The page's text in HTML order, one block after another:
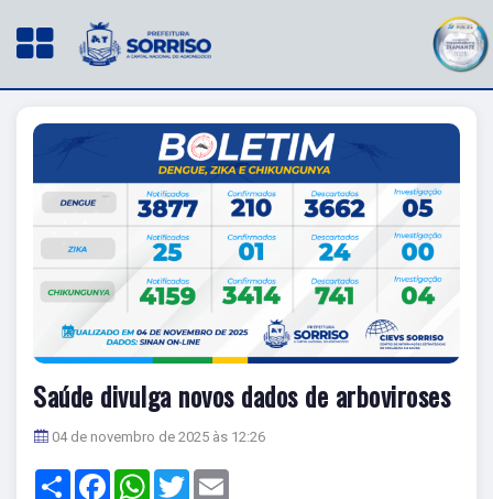
Saúde divulga novos dados de arboviroses
04 de novembro de 2025 às 12:26
Share FacebookWhatsApp
Twitter